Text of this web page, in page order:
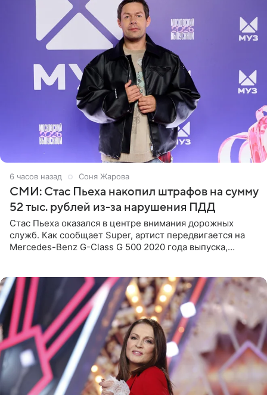
6 часов назад Соня Жарова
СМИ: Стас Пьеха накопил штрафов на сумму
52 тыс. рублей из-за нарушения ПДД
Стас Пьеха оказался в центре внимания дорожных
служб. Как сообщает Super, артист передвигается на
Mercedes-Benz G-Class G 500 2020 года выпуска,